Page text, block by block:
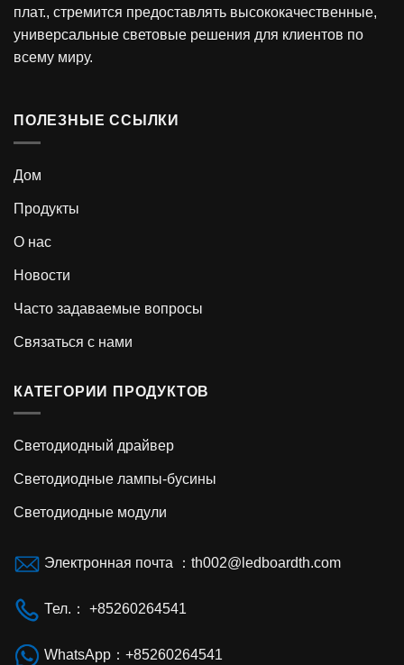
плат., стремится предоставлять высококачественные,
универсальные световые решения для клиентов по
всему миру.
ПОЛЕЗНЫЕ ССЫЛКИ
Дом
Продукты
О нас
Новости
Часто задаваемые вопросы
Связаться с нами
КАТЕГОРИИ ПРОДУКТОВ
Светодиодный драйвер
Светодиодные лампы-бусины
Светодиодные модули
Электронная почта ：th002@ledboardth.com
Тел.： +85260264541
WhatsApp：+85260264541